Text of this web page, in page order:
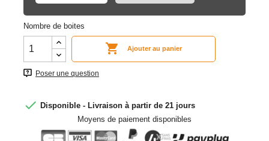
Nombre de boites
 Ajouter au panier
Poser une question
 Disponible - Livraison à partir de 21 jours
Moyens de paiement disponibles